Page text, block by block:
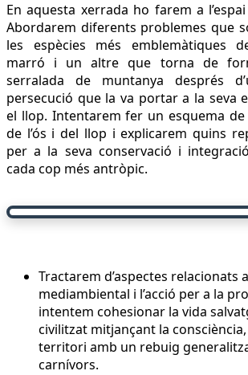
En aquesta xerrada ho farem a
Abordarem diferents problemes que
les espècies més emblemàtiques
marró i un altre que torna de
serralada de muntanya després
persecució que la va portar a la seva
el llop. Intentarem fer un esquema
de l’ós i del llop i explicarem quins
per a la seva conservació i
cada cop més antròpic.
Tractarem d’aspectes relacionats
mediambiental i l’acció per a la
intentem cohesionar la vida
civilitzat mitjançant la
territori amb un rebuig
carnívors.